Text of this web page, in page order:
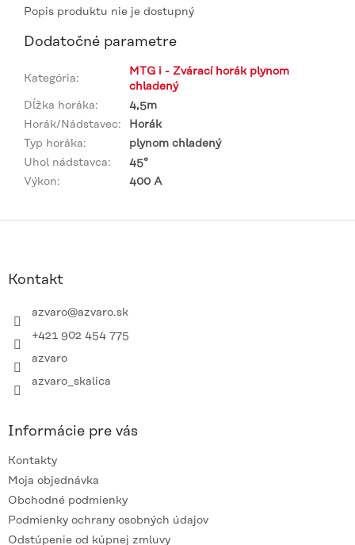
Popis produktu nie je dostupný
Dodatočné parametre
Kategória:
MTG i - Zvárací horák plynom
chladený
Dĺžka horáka:
4,5m
Horák/Nádstavec:
Horák
Typ horáka:
plynom chladený
Uhol nádstavca:
45°
Výkon: 400 A
Kontakt
azvaro@azvaro.sk
+421 902 454 775
azvaro
azvaro_skalica
Informácie pre vás
Kontakty
Moja objednávka
Obchodné podmienky
Podmienky ochrany osobných údajov
Odstúpenie od kúpnej zmluvy